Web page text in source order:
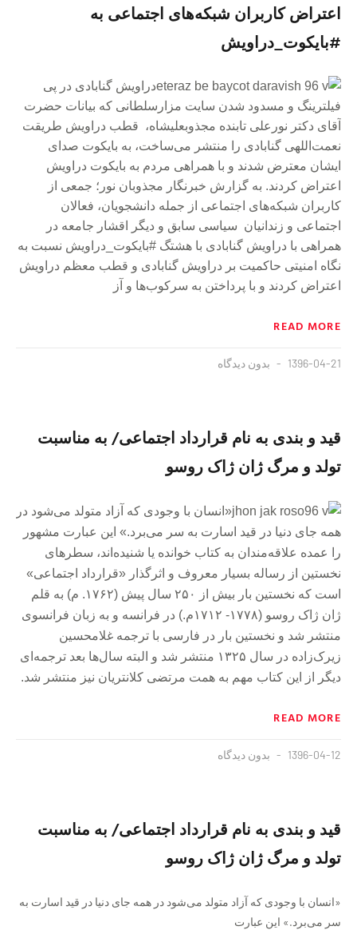
اعتراض کاربران شبکه‌های اجتماعی به
#بایکوت_دراویش
دراویش گنابادی در پی
فیلترینگ و مسدود شدن سایت مزارسلطانی که بیانات حضرت
آقای دکتر نورعلی تابنده مجذوبعليشاه، قطب دراویش طریقت
نعمت‌اللهی گنابادی را منتشر می‌ساخت، به بایکوت صدای
ایشان معترض شدند و با همراهی مردم به بایکوت دراویش
اعتراض کردند. به گزارش خبرنگار مجذوبان نور؛ جمعی از
کاربران شبکه‌های اجتماعی از جمله دانشجویان، فعالان
اجتماعی و زندانیان سیاسی سابق و دیگر اقشار جامعه در
همراهی با دراویش گنابادی با هشتگ #بایکوت_دراویش نسبت به
نگاه امنیتی حاکمیت بر دراویش گنابادی و قطب معظم دراویش
اعتراض کردند و با پرداختن به سرکوب‌ها و آز
READ MORE
1396-04-21 بدون دیدگاه
قید و ‌بندی به نام قرارداد اجتماعی/ به مناسبت
تولد و مرگ ژان ژاک روسو
«انسان با وجودی که آزاد متولد می‌شود در
همه جای دنیا در قید اسارت به سر می‌برد.» این عبارت مشهور
را عمده علاقه‌مندان به کتاب خوانده یا شنیده‌اند، سطرهای
نخستین از رساله بسیار معروف و اثرگذار «قرارداد اجتماعی»
است که نخستین‌ بار بیش از ۲۵۰ سال پیش (۱۷۶۲. م) به قلم
ژان ژاک روسو (۱۷۷۸- ۱۷۱۲م.) در فرانسه و به زبان فرانسوی
منتشر شد و نخستین‌ بار در فارسی با ترجمه غلامحسین
زیرک‌زاده در سال ۱۳۲۵ منتشر شد و البته سال‌ها بعد ترجمه‌ای
دیگر از این کتاب مهم به همت مرتضی کلانتریان نیز منتشر شد.
READ MORE
1396-04-12 بدون دیدگاه
قید و ‌بندی به نام قرارداد اجتماعی/ به مناسبت
تولد و مرگ ژان ژاک روسو
«انسان با وجودی که آزاد متولد می‌شود در همه جای دنیا در قید اسارت به
سر می‌برد.» این عبارت